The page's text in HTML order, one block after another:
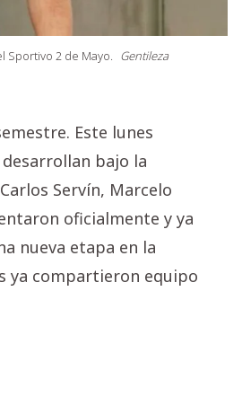
Sportivo 2 de Mayo. Gentileza
Este lunes
bajo la
Servín, Marcelo
oficialmente y ya
nueva etapa en la
ya compartieron equipo